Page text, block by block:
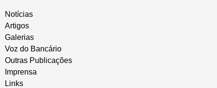
Notícias
Artigos
Galerias
Voz do Bancário
Outras Publicações
Imprensa
Links